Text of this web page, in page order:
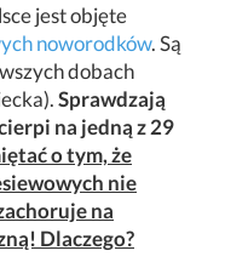
jest objęte
noworodków. Są
dobach
Sprawdzają
na jedną z 29
o tym, że
nie
na
Dlaczego?